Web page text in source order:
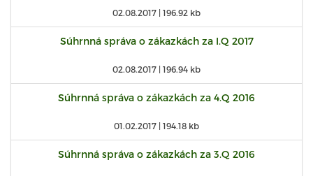
02.08.2017 | 196.92 kb
Súhrnná správa o zákazkách za I.Q 2017
02.08.2017 | 196.94 kb
Súhrnná správa o zákazkách za 4.Q 2016
01.02.2017 | 194.18 kb
Súhrnná správa o zákazkách za 3.Q 2016